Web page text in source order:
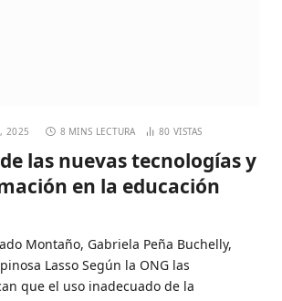
2025 8 MINS LECTURA 80 VISTAS
las nuevas tecnologías y
en la educación
Montaño, Gabriela Peña Buchelly,
Lasso Según la ONG las
que el uso inadecuado de la